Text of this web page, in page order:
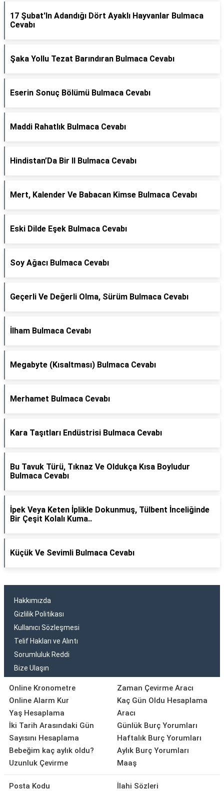
17 Şubat'In Adandığı Dört Ayaklı Hayvanlar Bulmaca
Cevabı
Şaka Yollu Tezat Barındıran Bulmaca Cevabı
Eserin Sonuç Bölümü Bulmaca Cevabı
Maddi Rahatlık Bulmaca Cevabı
Hindistan’Da Bir Il Bulmaca Cevabı
Mert, Kalender Ve Babacan Kimse Bulmaca Cevabı
Eski Dilde Eşek Bulmaca Cevabı
Soy Ağacı Bulmaca Cevabı
Geçerli Ve Değerli Olma, Sürüm Bulmaca Cevabı
İlham Bulmaca Cevabı
Megabyte (Kısaltması) Bulmaca Cevabı
Merhamet Bulmaca Cevabı
Kara Taşıtları Endüstrisi Bulmaca Cevabı
Bu Tavuk Türü, Tıknaz Ve Oldukça Kısa Boyludur
Bulmaca Cevabı
İpek Veya Keten İplikle Dokunmuş, Tülbent İnceliğinde
Bir Çeşit Kolalı Kuma..
Küçük Ve Sevimli Bulmaca Cevabı
Hakkımızda
Gizlilik Politikası
Kullanıcı Sözleşmesi
Telif Hakları ve Alıntı
Sorumluluk Reddi
Bize Ulaşın
Online Kronometre
Online Alarm Kur
Yaş Hesaplama
İki Tarih Arasındaki Gün
Sayısını Hesaplama
Bebeğim kaç aylık oldu?
Uzunluk Çevirme
Zaman Çevirme Aracı
Kaç Gün Oldu Hesaplama
Aracı
Günlük Burç Yorumları
Haftalık Burç Yorumları
Aylık Burç Yorumları
Maaş
Posta Kodu
İlahi Sözleri